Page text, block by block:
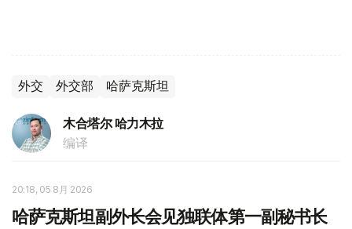
外交 外交部 哈萨克斯坦
木合塔尔 哈力木拉
编译
20:18, 05 8月 2026
哈萨克斯坦副外长会见独联体第一副秘书长